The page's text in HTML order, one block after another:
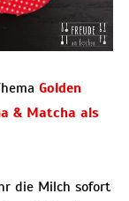
Golden
& Matcha als
die Milch sofort